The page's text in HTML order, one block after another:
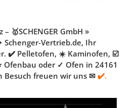
🥇SCHENGER GmbH »
Schenger-Vertrieb.de, Ihr
✔️ Pelletofen, ☀️ Kaminofen, ☑️
Ofenbau oder ✓ Ofen in 24161
Besuch freuen wir uns ✉ ✔️.